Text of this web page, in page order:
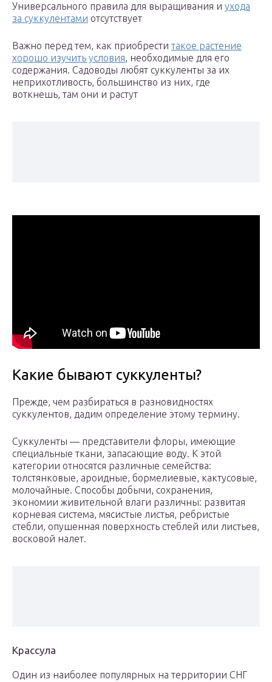
Универсального правила для выращивания и ухода
за суккулентами отсутствует
Важно перед тем, как приобрести такое растение
хорошо изучить условия, необходимые для его
содержания. Садоводы любят суккуленты за их
неприхотливость, большинство из них, где
воткнешь, там они и растут
Какие бывают суккуленты?
Прежде, чем разбираться в разновидностях
суккулентов, дадим определение этому термину.
Суккуленты — представители флоры, имеющие
специальные ткани, запасающие воду. К этой
категории относятся различные семейства:
толстянковые, ароидные, бормелиевые, кактусовые,
молочайные. Способы добычи, сохранения,
экономии живительной влаги различны: развитая
корневая система, мясистые листья, ребристые
стебли, опушенная поверхность стеблей или листьев,
восковой налет.
Крассула
Один из наиболее популярных на территории СНГ